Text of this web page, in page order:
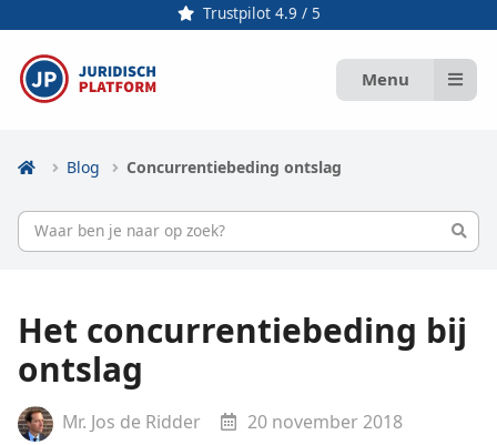
Trustpilot 4.9 / 5
Menu
Blog Concurrentiebeding ontslag
Het concurrentiebeding bij
ontslag
Mr. Jos de Ridder
20 november 2018